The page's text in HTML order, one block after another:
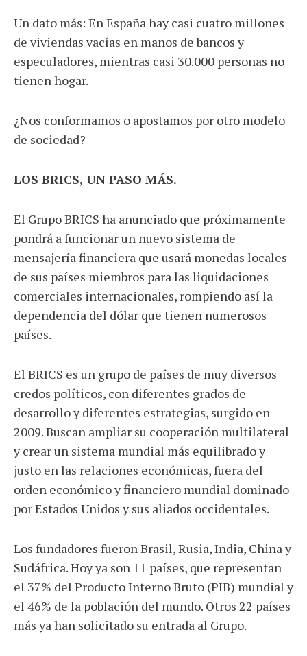
Un dato más: En España hay casi cuatro millones
de viviendas vacías en manos de bancos y
especuladores, mientras casi 30.000 personas no
tienen hogar.
¿Nos conformamos o apostamos por otro modelo
de sociedad?
LOS BRICS, UN PASO MÁS.
El Grupo BRICS ha anunciado que próximamente
pondrá a funcionar un nuevo sistema de
mensajería financiera que usará monedas locales
de sus países miembros para las liquidaciones
comerciales internacionales, rompiendo así la
dependencia del dólar que tienen numerosos
países.
El BRICS es un grupo de países de muy diversos
credos políticos, con diferentes grados de
desarrollo y diferentes estrategias, surgido en
2009. Buscan ampliar su cooperación multilateral
y crear un sistema mundial más equilibrado y
justo en las relaciones económicas, fuera del
orden económico y financiero mundial dominado
por Estados Unidos y sus aliados occidentales.
Los fundadores fueron Brasil, Rusia, India, China y
Sudáfrica. Hoy ya son 11 países, que representan
el 37% del Producto Interno Bruto (PIB) mundial y
el 46% de la población del mundo. Otros 22 países
más ya han solicitado su entrada al Grupo.